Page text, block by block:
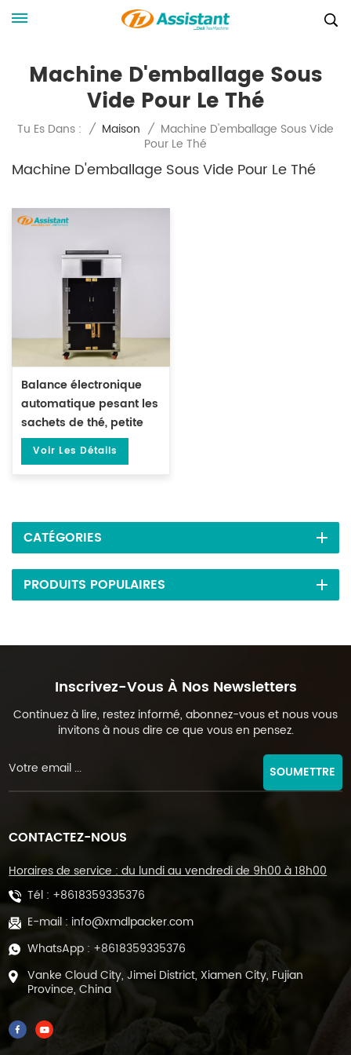
Machine D'emballage Sous
Vide Pour Le Thé
Tu Es Dans : / Maison / Machine D'emballage Sous Vide
Pour Le Thé
Machine D'emballage Sous Vide Pour Le Thé
Balance électronique
automatique pesant les
sachets de thé, petite
pochette, Machine
d'emballage sous vide
Voir Les Détails
CATÉGORIES
PRODUITS POPULAIRES
Inscrivez-Vous À Nos Newsletters
Continuez à lire, restez informé, abonnez-vous et nous vous
invitons à nous dire ce que vous en pensez.
SOUMETTRE
CONTACTEZ-NOUS
Horaires de service : du lundi au vendredi de 9h00 à 18h00
Tél : +8618359335376
E-mail : info@xmdlpacker.com
WhatsApp : +8618359335376
Vanke Cloud City, Jimei District, Xiamen City, Fujian
Province, China